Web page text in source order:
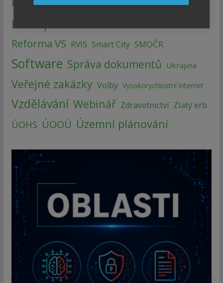
Přístup k informacím Reforma
Reforma VS RVIS Smart City SMOČR
Software Správa dokumentů Ukrajina
Veřejné zakázky Volby Vysokorychlostní internet
Vzdělávání Webinář Zdravotnictví Zlatý erb
ÚOHS ÚOOÚ Územní plánování